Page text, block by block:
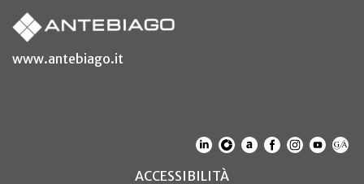
www.antebiago.it
(SI APRE IN UN NUOVO
(SI APRE IN UN
(SI APRE IN UN
(SI APRE IN
(SI APRE
(SI
ACCESSIBILITÀ(SI APRE IN UN